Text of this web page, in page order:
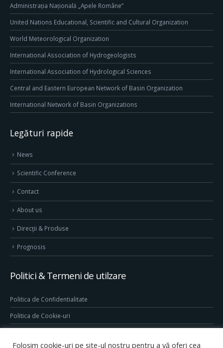
Administrația Națională „Apele Române”
United Nations Educational, Scientific and Cultural Organization
World Meteorological Organization
International Association of Hydrogeologists
International Association of Hydrological Sciences
Central and Eastern European Network of Basin Organization
International Network of Basin Organizations
Legături rapide
News
Scientific Conference
Contact
About us
Direcţii & Produse
Prognosis
Politici & Termeni de utilzare
Politica de Confidentialitate
Politica de Cookie-uri
Folosim cookie-uri pe site-ul nostru pentru a vă oferi cea